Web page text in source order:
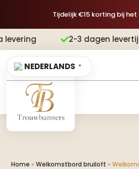
Tijdelijk €15 korting bij
2-3 dagen levertijd 
NEDERLANDS ▼
Home »Welkomstbord bruiloft »